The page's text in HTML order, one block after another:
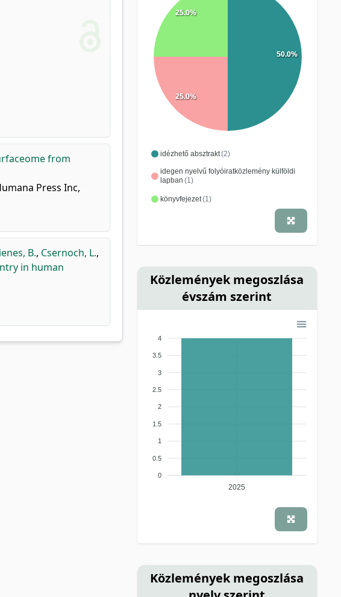
from
Press Inc,
B., Csernoch, L.,
in human
idézhető absztrakt(2)
idegen nyelvű folyóiratközlemény külföldi
lapban (1)
könyvfejezet(1)
50.0%
25.0%
25.0%
Közlemények megoszlása
évszám szerint
4
3.5
3
2.5
2
1.5
1
0.5
0
2025
Közlemények megoszlása